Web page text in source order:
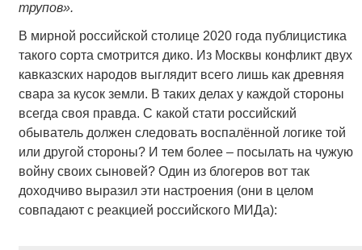
трупов».
В мирной российской столице 2020 года публицистика
такого сорта смотрится дико. Из Москвы конфликт двух
кавказских народов выглядит всего лишь как древняя
свара за кусок земли. В таких делах у каждой стороны
всегда своя правда. С какой стати российский
обыватель должен следовать воспалённой логике той
или другой стороны? И тем более – посылать на чужую
войну своих сыновей? Один из блогеров вот так
доходчиво выразил эти настроения (они в целом
совпадают с реакцией российского МИДа):